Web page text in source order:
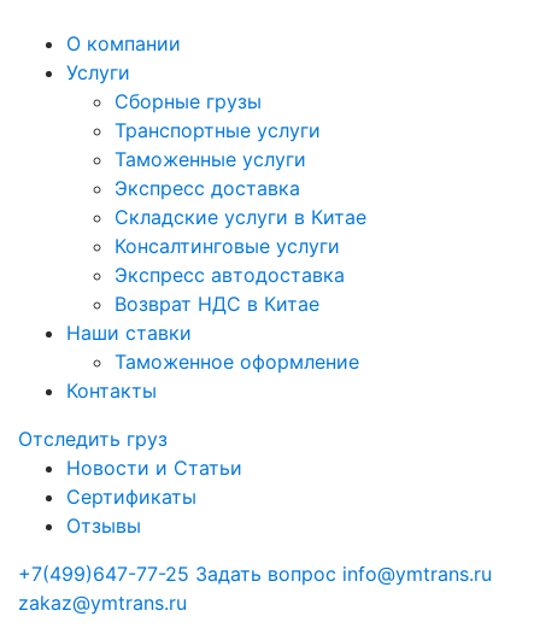
О компании
Услуги
Сборные грузы
Транспортные услуги
Таможенные услуги
Экспресс доставка
Cкладские услуги в Китае
Консалтинговые услуги
Экспресс автодоставка
Возврат НДС в Китае
Наши ставки
Таможенное оформление
Контакты
Отследить груз
Новости и Статьи
Сертификаты
Отзывы
+7(499)647-77-25 Задать вопрос info@ymtrans.ru
zakaz@ymtrans.ru